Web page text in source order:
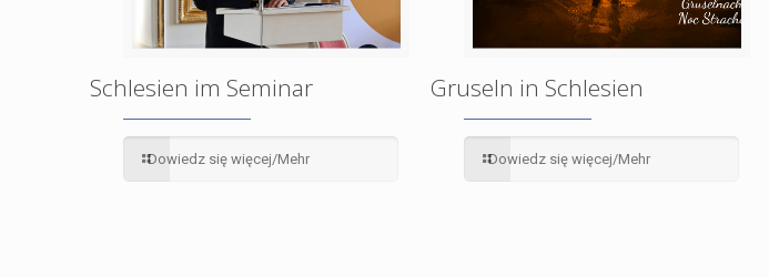
Schlesien im Seminar
Dowiedz się więcej/Mehr
Gruseln in Schlesien
Dowiedz się więcej/Mehr